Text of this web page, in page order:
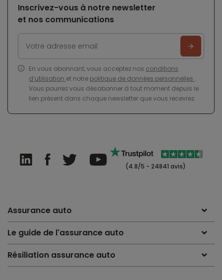
Inscrivez-vous à notre newsletter
et nos communications
En vous abonnant, vous acceptez nos conditions
d’utilisation et notre politique de données personnelles .
Vous pourrez vous désabonner à tout moment depuis le
lien présent dans chaque newsletter que vous recevrez.
(4.8/5 - 24841 avis)
Assurance auto
Le guide de l'assurance auto
Résiliation assurance auto